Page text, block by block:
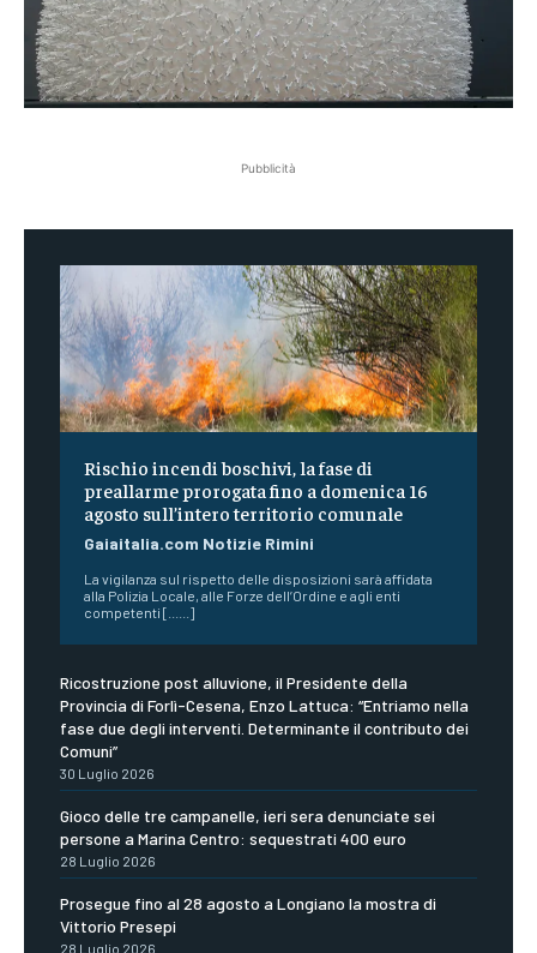
Pubblicità
Rischio incendi boschivi, la fase di
preallarme prorogata fino a domenica 16
agosto sull’intero territorio comunale
Gaiaitalia.com Notizie Rimini
La vigilanza sul rispetto delle disposizioni sarà affidata
alla Polizia Locale, alle Forze dell’Ordine e agli enti
competenti [......]
Ricostruzione post alluvione, il Presidente della
Provincia di Forlì-Cesena, Enzo Lattuca: “Entriamo nella
fase due degli interventi. Determinante il contributo dei
Comuni”
30 Luglio 2026
Gioco delle tre campanelle, ieri sera denunciate sei
persone a Marina Centro: sequestrati 400 euro
28 Luglio 2026
Prosegue fino al 28 agosto a Longiano la mostra di
Vittorio Presepi
28 Luglio 2026